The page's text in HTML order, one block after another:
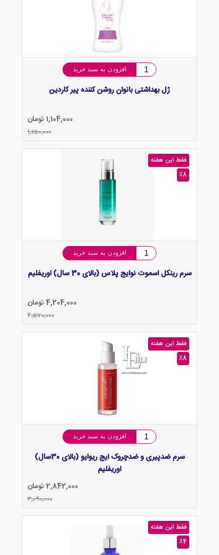
افزودن به سبد خرید
ژل بهداشتی بانوان روشن کننده پیر کاردین
1,104,000 تومان
1,150,000
٪8
فقط این هفته
افزودن به سبد خرید
سرم رینکل اسموت نوایج پلاس (بالای 30 سال) اوریفلیم
4,204,000 تومان
4,570,000
٪8
فقط این هفته
افزودن به سبد خرید
سرم ضدپیری و ضدچروک ایج ریوایو (بالای 30سال)
اوریفلیم
2,842,000 تومان
3,090,000
٪4
فقط این هفته